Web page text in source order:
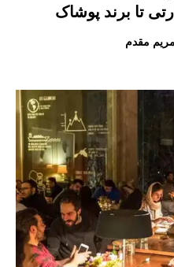
تا برند پوشاک
مریم مقدم